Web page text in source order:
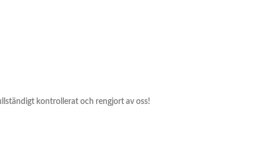
kontrollerat och rengjort av oss!